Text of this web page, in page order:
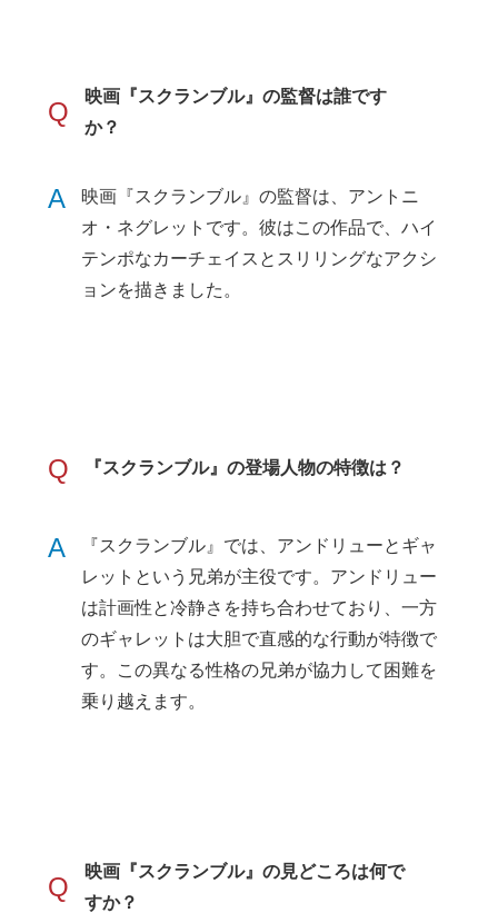
Q
映画『スクランブル』の監督は誰です
か？
A
映画『スクランブル』の監督は、アントニ
オ・ネグレットです。彼はこの作品で、ハイ
テンポなカーチェイスとスリリングなアクシ
ョンを描きました。
Q 『スクランブル』の登場人物の特徴は？
A
『スクランブル』では、アンドリューとギャ
レットという兄弟が主役です。アンドリュー
は計画性と冷静さを持ち合わせており、一方
のギャレットは大胆で直感的な行動が特徴で
す。この異なる性格の兄弟が協力して困難を
乗り越えます。
Q
映画『スクランブル』の見どころは何で
すか？